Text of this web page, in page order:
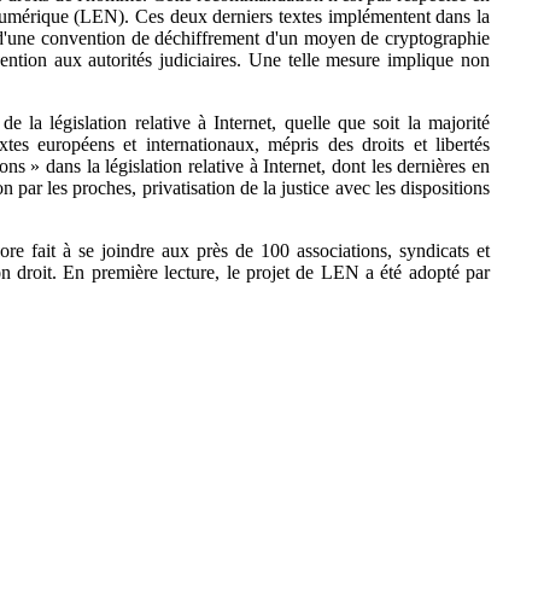
(LEN). Ces deux derniers textes implémentent dans la
convention de déchiffrement d'un moyen de cryptographie
aux autorités judiciaires. Une telle mesure implique non
la législation relative à Internet, quelle que soit la majorité
européens et internationaux, mépris des droits et libertés
» dans la législation relative à Internet, dont les dernières en
les proches, privatisation de la justice avec les dispositions
fait à se joindre aux près de 100 associations, syndicats et
droit. En première lecture, le projet de LEN a été adopté par